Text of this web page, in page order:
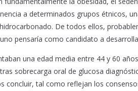
a determinados grupos étnicos,
De todos ellos,
pensaría como candidato a
una edad media entre 44 y 60
sobrecarga oral de glucosa
concluir, tal como reflejan los